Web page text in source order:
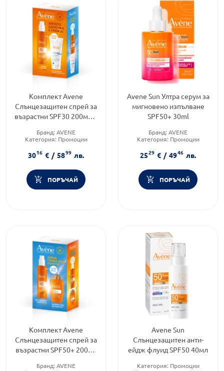
Комплект Avene
Слънцезащитен спрей за
възрастни SPF30 200мл +
200мл
Бранд: AVENE
Категория: Промоции
комплект
3016 € / 5899 лв.
ПОРЪЧАЙ
Avene Sun Ултра серум за
мигновено изпълване
SPF50+ 30ml
Бранд: AVENE
Категория: Промоции
2529 € / 4946 лв.
ПОРЪЧАЙ
Комплект Avene
Слънцезащитен спрей за
възрастни SPF50+ 200мл
Бранд: AVENE
Avene Sun
Слънцезащитен анти-
ейдж флуид SPF50 40мл
Категория: Промоции